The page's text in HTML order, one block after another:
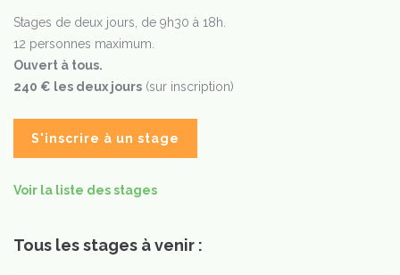
Stages de deux jours, de 9h30 à 18h.
12 personnes maximum.
Ouvert à tous.
240 € les deux jours (sur inscription)
S'inscrire à un stage
Voir la liste des stages
Tous les stages à venir :